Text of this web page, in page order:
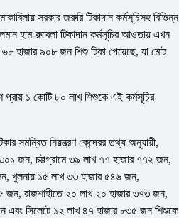
সরকার জরুরি টিকাদান কর্মসূচিসহ বিভিন্ন
হাম-রুবেলা টিকাদান কর্মসূচির আওতায় এখন
৬৮ হাজার ৯০৮ জন শিশু টিকা পেয়েছে, যা মোট
প্রায় ১ কোটি ৮০ লাখ শিশুকে এই কর্মসূচির
সমন্বিত নিয়ন্ত্রণ কেন্দ্রের তথ্য অনুযায়ী,
৩০১ জন, চট্টগ্রামে ৩৯ লাখ ৭৭ হাজার ৭৭২ জন,
খুলনায় ১৫ লাখ ৩৩ হাজার ৫৪৬ জন,
জন, রাজশাহীতে ২০ লাখ ২০ হাজার ৩৭৩ জন,
এবং সিলেটে ১২ লাখ ৪৭ হাজার ৮৩৫ জন শিশুকে